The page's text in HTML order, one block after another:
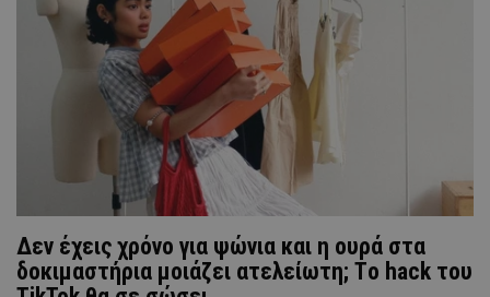
Δεν έχεις χρόνο για ψώνια και η ουρά στα
δοκιμαστήρια μοιάζει ατελείωτη; Tο hack του